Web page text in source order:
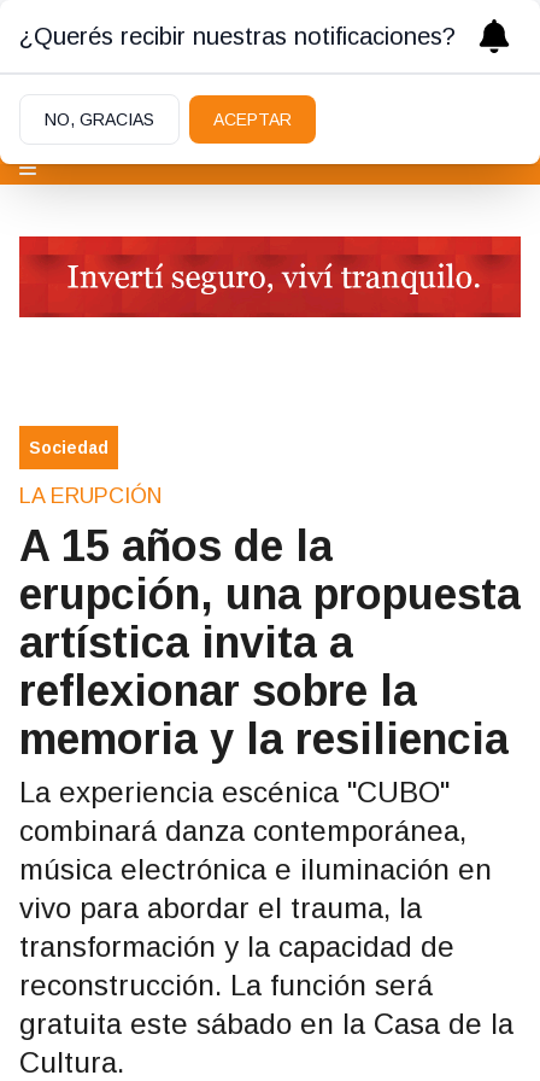
Sociedad
LA ERUPCIÓN
A 15 años de la
erupción, una propuesta
artística invita a
reflexionar sobre la
memoria y la resiliencia
La experiencia escénica "CUBO"
combinará danza contemporánea,
música electrónica e iluminación en
vivo para abordar el trauma, la
transformación y la capacidad de
reconstrucción. La función será
gratuita este sábado en la Casa de la
Cultura.
¿Querés recibir nuestras notificaciones?
NO, GRACIAS ACEPTAR